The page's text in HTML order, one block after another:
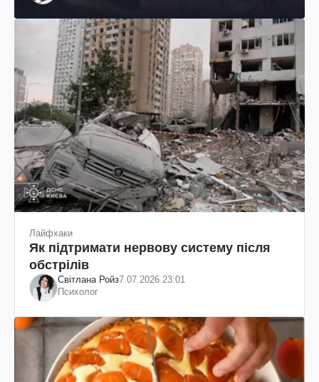
Лайфхаки
Як підтримати нервову систему після
обстрілів
Світлана Ройз7.07.2026 23:01
Психолог